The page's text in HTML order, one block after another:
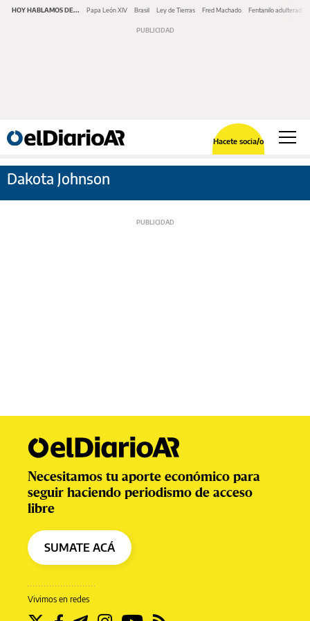
HOY HABLAMOS DE... Papa León XIV Brasil Ley de Tierras Fred Machado Fentanilo adulterado
Hacete socia/o
Dakota Johnson
Vivimos en redes
Necesitamos tu aporte económico para
seguir haciendo periodismo de acceso
libre
SUMATE ACÁ